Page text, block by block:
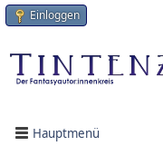
Einloggen
Hauptmenü